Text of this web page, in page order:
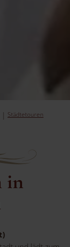
Städtetouren
in